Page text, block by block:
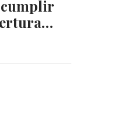
cumplir